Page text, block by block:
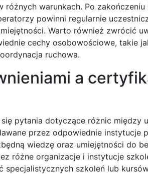
warunkach. Po
powinni regularnie
Warto również zwrócić
cechy osobowościowe, takie
ruchowa.
a
pytania dotyczące różnic między
przez odpowiednie instytucje
wiedzę oraz umiejętności do
różne organizacje i instytucje
szkoleń lub